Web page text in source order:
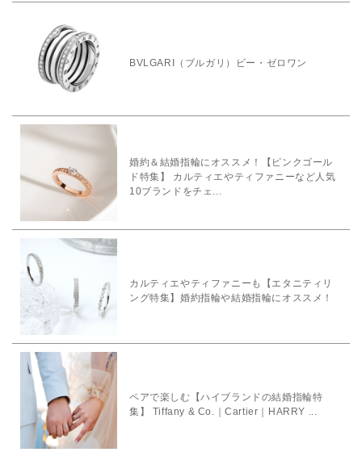
BVLGARI（ブルガリ）ビー・ゼロワン
婚約＆結婚指輪にオススメ！【ピンクゴール
ド特集】 カルティエやティファニーなど人気
10ブランドをチェ...
カルティエやティファニーも【エタニティリ
ング特集】婚約指輪や結婚指輪にオススメ！
ペアで楽しむ【ハイブランドの結婚指輪特
集】 Tiffany & Co.｜Cartier｜HARRY ...